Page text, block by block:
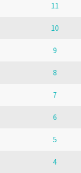
11
10
9
8
7
6
5
4